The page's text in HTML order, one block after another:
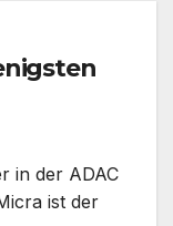
in der ADAC
ist der